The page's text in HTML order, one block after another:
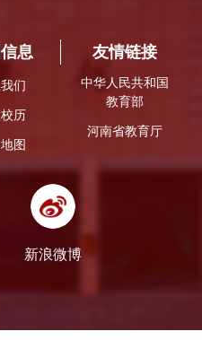
息
们
历
图
友情链接
中华人民共和国
教育部
河南省教育厅
新浪微博